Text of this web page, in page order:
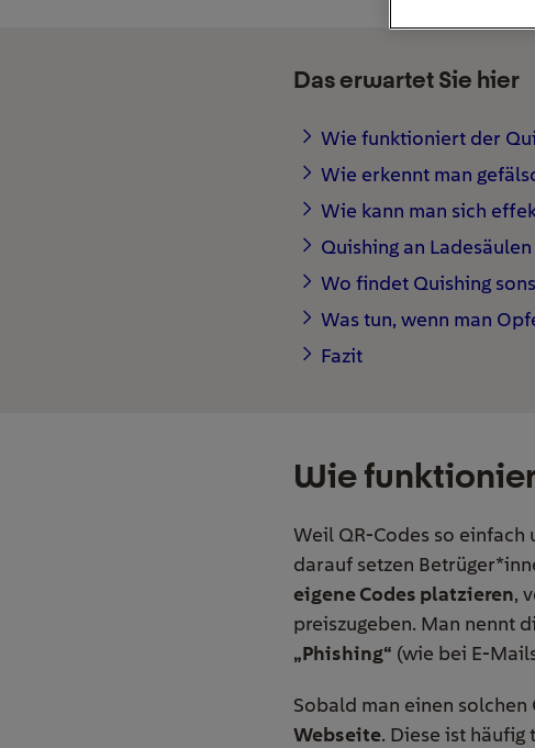
Das erwartet Sie hier
Wie funktioniert der
Wie erkennt man
Wie kann man sich
Quishing an Ladesäulen
Wo findet Quishing
Was tun, wenn man
Fazit
Wie
Weil QR-Codes so einfach
darauf setzen
eigene Codes platzieren,
preiszugeben. Man nennt
„Phishing“ (wie bei E-
Sobald man einen
Webseite. Diese ist häufig